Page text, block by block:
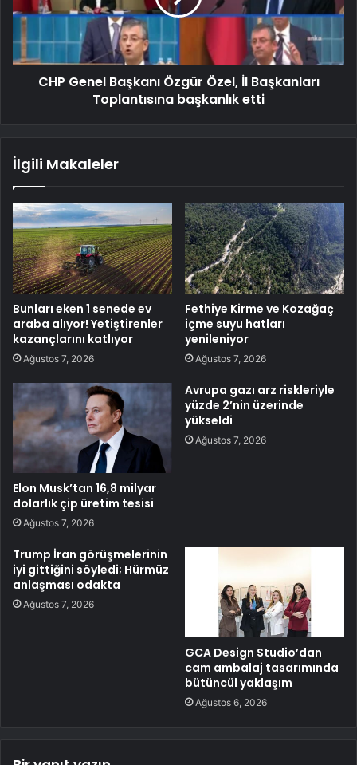
CHP Genel Başkanı Özgür Özel, İl Başkanları
Toplantısına başkanlık etti
İlgili Makaleler
Bunları eken 1 senede ev
araba alıyor! Yetiştirenler
kazançlarını katlıyor
Ağustos 7, 2026
Fethiye Kirme ve Kozağaç
içme suyu hatları
yenileniyor
Ağustos 7, 2026
Elon Musk’tan 16,8 milyar
dolarlık çip üretim tesisi
Ağustos 7, 2026
Avrupa gazı arz riskleriyle
yüzde 2’nin üzerinde
yükseldi
Ağustos 7, 2026
Trump İran görüşmelerinin
iyi gittiğini söyledi; Hürmüz
anlaşması odakta
Ağustos 7, 2026
GCA Design Studio’dan
cam ambalaj tasarımında
bütüncül yaklaşım
Ağustos 6, 2026